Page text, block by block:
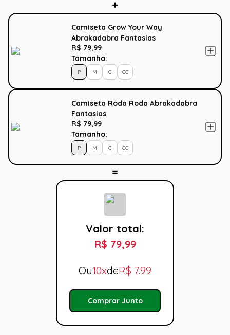
Camiseta Grow Your Way
Abrakadabra Fantasias
R$ 79,99
Tamanho:
P M G GG
Camiseta Roda Roda Abrakadabra
Fantasias
R$ 79,99
Tamanho:
P M G GG
Valor total:
R$ 79,99
Ou10xdeR$ 7.99
Comprar Junto